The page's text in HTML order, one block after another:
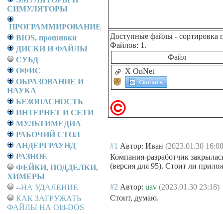
СИМУЛЯТОРЫ
ПРОГРАММИРОВАНИЕ
BIOS, прошивки
ДИСКИ И ФАЙЛЫ
СУБД
ОФИС
ОБРАЗОВАНИЕ И
НАУКА
БЕЗОПАСНОСТЬ
ИНТЕРНЕТ И СЕТИ
МУЛЬТИМЕДИА
РАБОЧИЙ СТОЛ
АНДЕРГРАУНД
РАЗНОЕ
ФЕЙКИ, ПОДДЕЛКИ,
ХИМЕРЫ
--НА УДАЛЕНИЕ
КАК ЗАГРУЖАТЬ
ФАЙЛЫ НА Old-DOS
Доступные файлы - сортировка
Файлов: 1.
Файл
X OnNet
#1 Автор: Иван (2023.01.30
Компания-разработчик
(версия для 95). Стоит ли
#2 Автор: uav (2023.01.30 23:18)
Стоит, думаю.